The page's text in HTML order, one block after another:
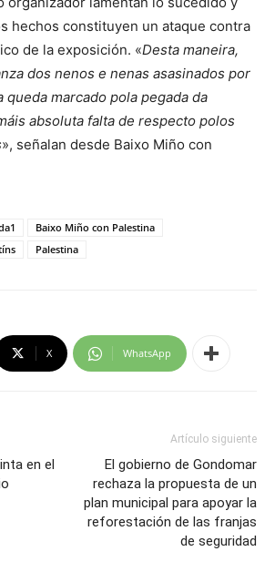
hechos constituyen un ataque contra
de la exposición. «Desta maneira,
dos nenos e nenas asasinados por
queda marcado pola pegada da
absoluta falta de respecto polos
», señalan desde Baixo Miño con
Baixo Miño con Palestina
Palestina
X WhatsApp
en el
Artículo siguiente
El gobierno de Gondomar
rechaza la propuesta de un
plan municipal para apoyar la
reforestación de las franjas
de seguridad